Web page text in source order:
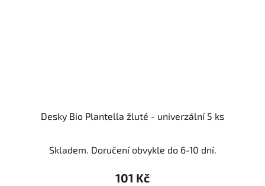
Desky Bio Plantella žluté - univerzální 5 ks
Skladem. Doručení obvykle do 6-10 dní.
101 Kč